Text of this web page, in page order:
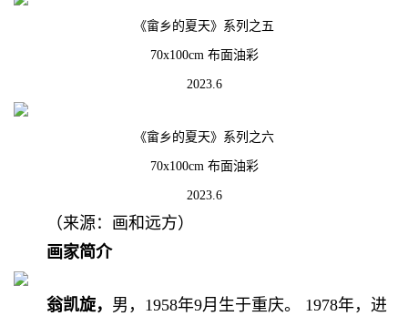
《畲乡的夏天》系列之五
70x100cm 布面油彩
2023.6
《畲乡的夏天》系列之六
70x100cm 布面油彩
2023.6
（来源： 画和远方）
画家简介
翁凯旋， 男，1958年9月生于重庆。
1978年，进